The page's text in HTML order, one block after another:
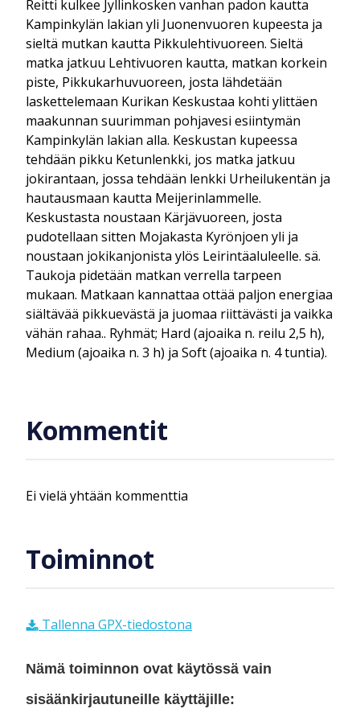
Reitti kulkee Jyllinkosken vanhan padon kautta
Kampinkylän lakian yli Juonenvuoren kupeesta ja
sieltä mutkan kautta Pikkulehtivuoreen. Sieltä
matka jatkuu Lehtivuoren kautta, matkan korkein
piste, Pikkukarhuvuoreen, josta lähdetään
laskettelemaan Kurikan Keskustaa kohti ylittäen
maakunnan suurimman pohjavesi esiintymän
Kampinkylän lakian alla. Keskustan kupeessa
tehdään pikku Ketunlenkki, jos matka jatkuu
jokirantaan, jossa tehdään lenkki Urheilukentän ja
hautausmaan kautta Meijerinlammelle.
Keskustasta noustaan Kärjävuoreen, josta
pudotellaan sitten Mojakasta Kyrönjoen yli ja
noustaan jokikanjonista ylös Leirintäaluleelle. sä.
Taukoja pidetään matkan verrella tarpeen
mukaan. Matkaan kannattaa ottää paljon energiaa
siältävää pikkuevästä ja juomaa riittävästi ja vaikka
vähän rahaa.. Ryhmät; Hard (ajoaika n. reilu 2,5 h),
Medium (ajoaika n. 3 h) ja Soft (ajoaika n. 4 tuntia).
Kommentit
Ei vielä yhtään kommenttia
Toiminnot
Tallenna GPX-tiedostona
Nämä toiminnon ovat käytössä vain
sisäänkirjautuneille käyttäjille: